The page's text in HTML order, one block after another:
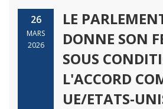
26
MARS
2026
LE
DONNE SON
SOUS
L'ACCORD
UE/ETATS-